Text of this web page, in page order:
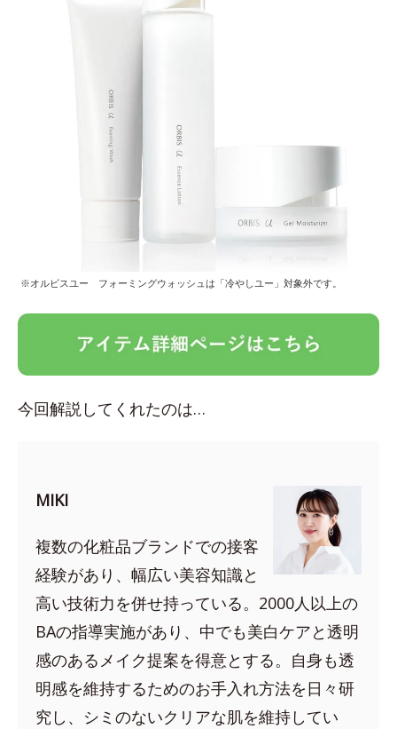
※オルビスユー フォーミングウォッシュは「冷やしユー」対象外です。
今回解説してくれたのは…
MIKI
複数の化粧品ブランドでの接客
経験があり、幅広い美容知識と
高い技術力を併せ持っている。2000人以上の
BAの指導実施があり、中でも美白ケアと透明
感のあるメイク提案を得意とする。自身も透
明感を維持するためのお手入れ方法を日々研
究し、シミのないクリアな肌を維持してい